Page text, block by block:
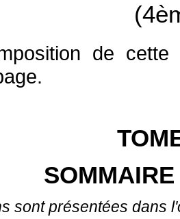
de
sont présentées dans